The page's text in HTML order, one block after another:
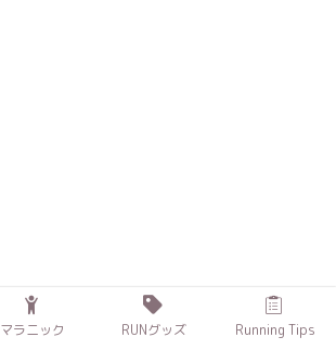
マラニック RUNグッズ Running Tips